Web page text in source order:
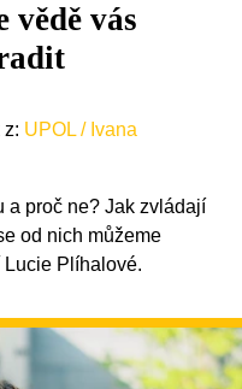
vědě vás
z: UPOL / Ivana
a proč ne? Jak zvládají
od nich můžeme
Lucie Plíhalové.